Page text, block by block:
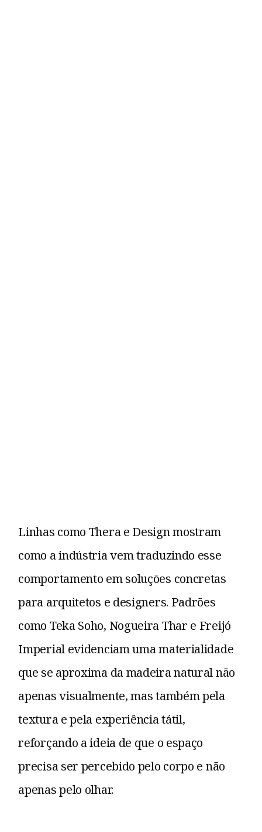
Linhas como Thera e Design mostram
como a indústria vem traduzindo esse
comportamento em soluções concretas
para arquitetos e designers. Padrões
como Teka Soho, Nogueira Thar e Freijó
Imperial evidenciam uma materialidade
que se aproxima da madeira natural não
apenas visualmente, mas também pela
textura e pela experiência tátil,
reforçando a ideia de que o espaço
precisa ser percebido pelo corpo e não
apenas pelo olhar.